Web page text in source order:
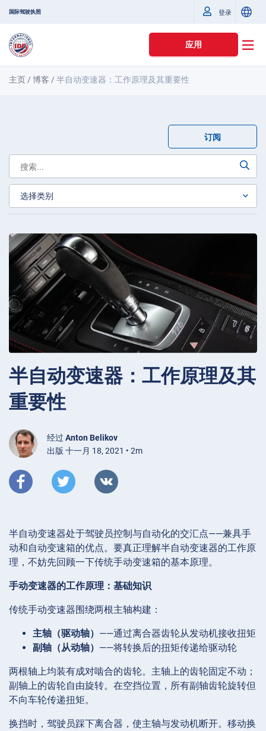
国际驾驶执照 登录
应用
主页 /博客 /半自动变速器：工作原理及其重要性
订阅
半自动变速器：工作原理及其
重要性
经过 Anton Belikov
出版 十一月 18, 2021 • 2m
半自动变速器处于驾驶员控制与自动化的交汇点——兼具手
动和自动变速箱的优点。要真正理解半自动变速器的工作原
理，不妨先回顾一下传统手动变速箱的基本原理。
手动变速器的工作原理：基础知识
传统手动变速器围绕两根主轴构建：
主轴（驱动轴） ——通过离合器齿轮从发动机接收扭矩
副轴（从动轴） ——将转换后的扭矩传递给驱动轮
两根轴上均装有成对啮合的齿轮。主轴上的齿轮固定不动；
副轴上的齿轮自由旋转。在空挡位置，所有副轴齿轮旋转但
不向车轮传递扭矩。
换挡时，驾驶员踩下离合器，使主轴与发动机断开。移动换